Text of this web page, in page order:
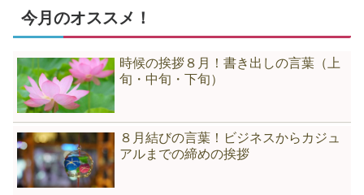
今月のオススメ！
時候の挨拶８月！書き出しの言葉（上
旬・中旬・下旬）
８月結びの言葉！ビジネスからカジュ
アルまでの締めの挨拶